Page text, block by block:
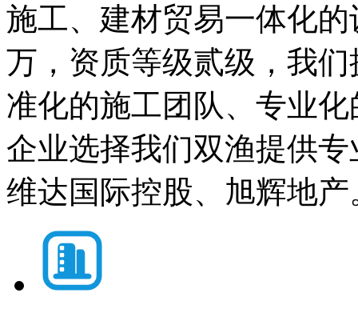
施工、建材贸易一体化
万，资质等级贰级，我
准化的施工团队、专业
企业选择我们双渔提供
维达国际控股、旭辉地产